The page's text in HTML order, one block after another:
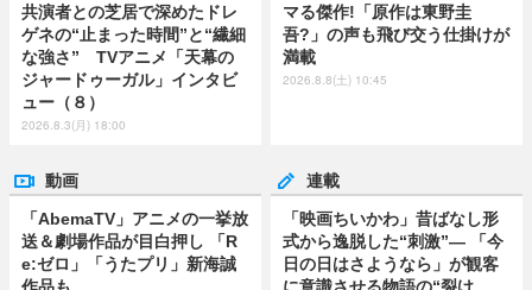
共演者との芝居で深めたドレ
ゲネの“止まった時間”と“繊細
な強さ” TVアニメ「天幕の
ジャードゥーガル」インタビ
ュー（８）
2026.8.3(月) 18:00
マる傑作!「原作は東野圭
吾?」の声も飛び交う仕掛けが
満載
2026.8.8(土) 10:45
動画
「AbemaTV」アニメの一挙放
送＆劇場作品が目白押し 「R
e:ゼロ」「うたプリ」新海誠
作品も
連載
「映画ちいかわ」昔ばなし形
式から逸脱した“刺激”― 「今
日の日はさようなら」が観客
に意識させる物語の“裂け